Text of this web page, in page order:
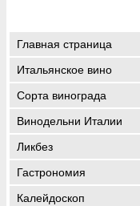
Главная страница
Итальянское вино
Сорта винограда
Винодельни Италии
Ликбез
Гастрономия
Калейдоскоп